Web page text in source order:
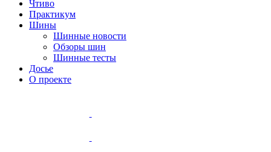
Чтиво
Практикум
Шины
Шинные новости
Обзоры шин
Шинные тесты
Досье
О проекте